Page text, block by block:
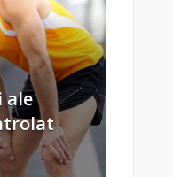
ale